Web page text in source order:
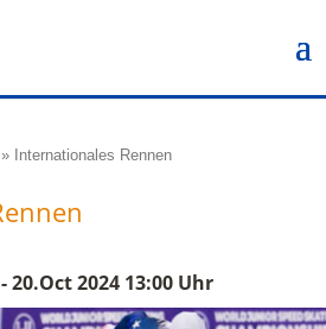
» Internationales Rennen
20.Oct 2024 13:00 Uhr